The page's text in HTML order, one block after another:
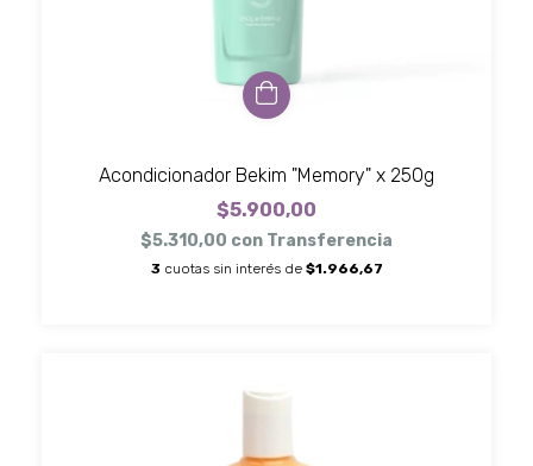
Acondicionador Bekim "Memory" x 250g
$5.900,00
$5.310,00 con Transferencia
3 cuotas sin interés de $1.966,67